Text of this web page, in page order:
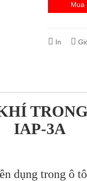
Mua
In
IAP-3A
dụng trong ô tô